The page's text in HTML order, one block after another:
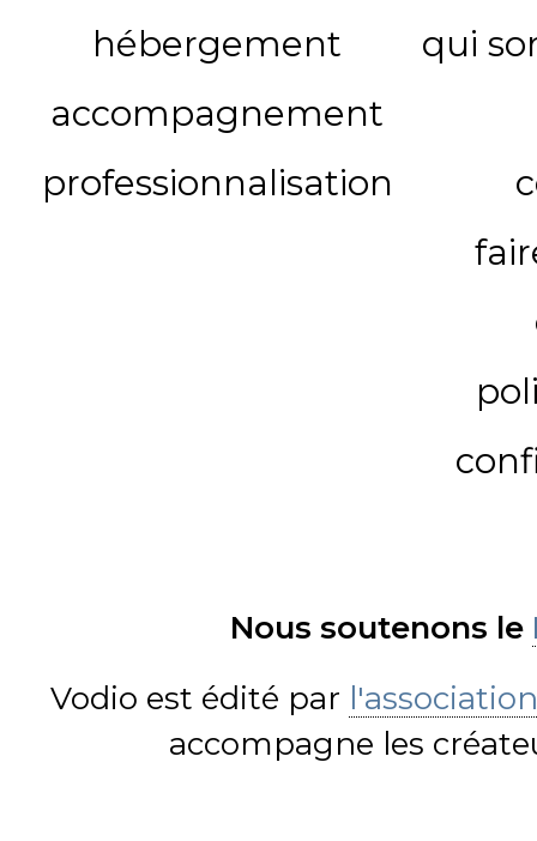
hébergement
accompagnement
professionnalisation
qui